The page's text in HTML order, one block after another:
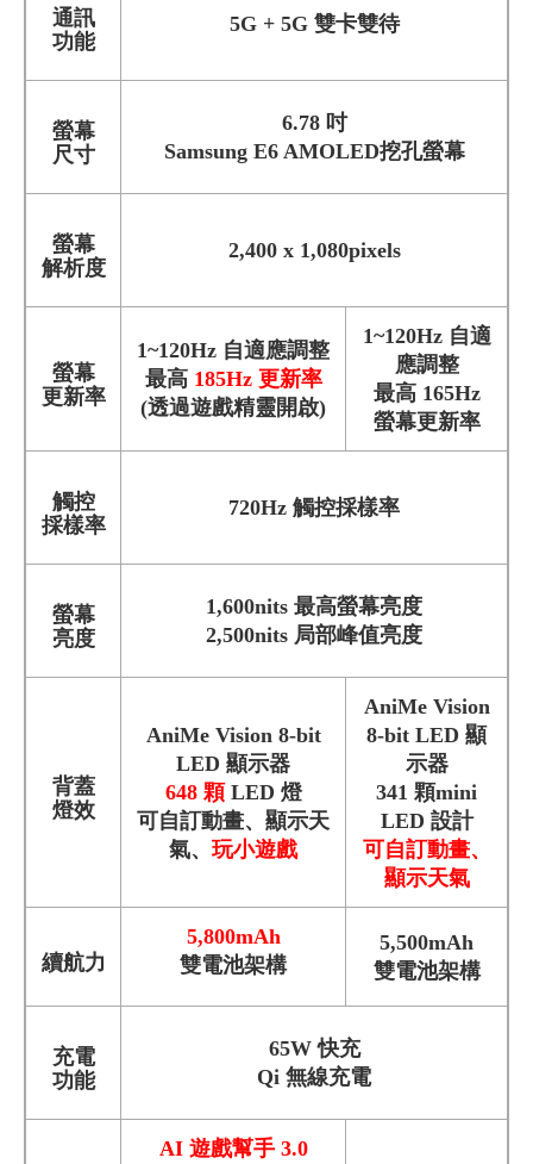
通訊
功能
5G + 5G 雙卡雙待
螢幕
尺寸
6.78 吋
Samsung E6 AMOLED挖孔螢幕
螢幕
解析度
2,400 x 1,080pixels
螢幕
更新率
1~120Hz 自適應調整
最高 185Hz 更新率
(透過遊戲精靈開啟)
1~120Hz 自適
應調整
最高 165Hz
螢幕更新率
觸控
採樣率
720Hz 觸控採樣率
螢幕
亮度
1,600nits 最高螢幕亮度
2,500nits 局部峰值亮度
背蓋
燈效
AniMe Vision 8-bit
LED 顯示器
648 顆LED 燈
可自訂動畫、顯示天
氣、 玩小遊戲
AniMe Vision
8-bit LED 顯
示器
341 顆mini
LED 設計
可自訂動畫、
顯示天氣
續航力
5,800mAh
雙電池架構
5,500mAh
雙電池架構
充電
功能
65W 快充
Qi 無線充電
AI 遊戲幫手 3.0